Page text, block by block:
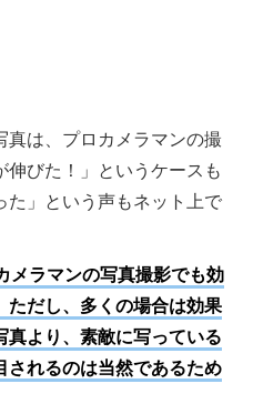
は、プロカメラマンの撮
びた！」というケースも
た」という声もネット上で
メラマンの写真撮影でも効
ただし、多くの場合は効果
真より、素敵に写っている
されるのは当然であるため